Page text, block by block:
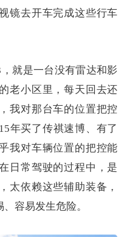
镜去开车完成这些行车
就是一台没有雷达和影
老小区里，每天回去还
我对那台车的位置把控
年买了传祺速博、有了
我对车辆位置的把控能
日常驾驶的过程中，是
太依赖这些辅助装备，
容易发生危险。